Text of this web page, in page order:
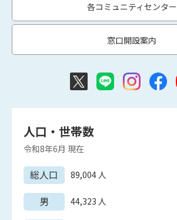
各コミュニティセンター
窓口開設案内
人口・世帯数
令和8年6月 現在
総人口 89,004人
男 44,323 人